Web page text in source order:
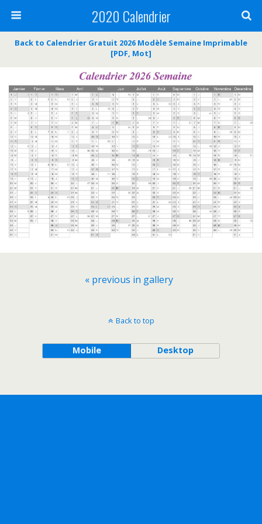
2020 Calendrier
Back to Calendrier Gratuit 2026 Modèle Semaine Imprimable
[PDF, Mot]
« previous in gallery
Back to top
Mobile Desktop